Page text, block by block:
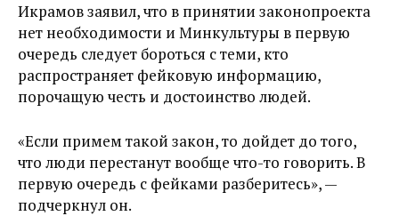
Икрамов заявил, что в принятии законопроекта
нет необходимости и Минкультуры в первую
очередь следует бороться с теми, кто
распространяет фейковую информацию,
порочащую честь и достоинство людей.
«Если примем такой закон, то дойдет до того,
что люди перестанут вообще что-то говорить. В
первую очередь с фейками разберитесь»,—
подчеркнул он.